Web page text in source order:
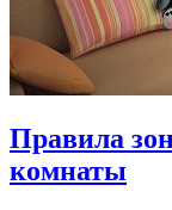
Правила
комнаты